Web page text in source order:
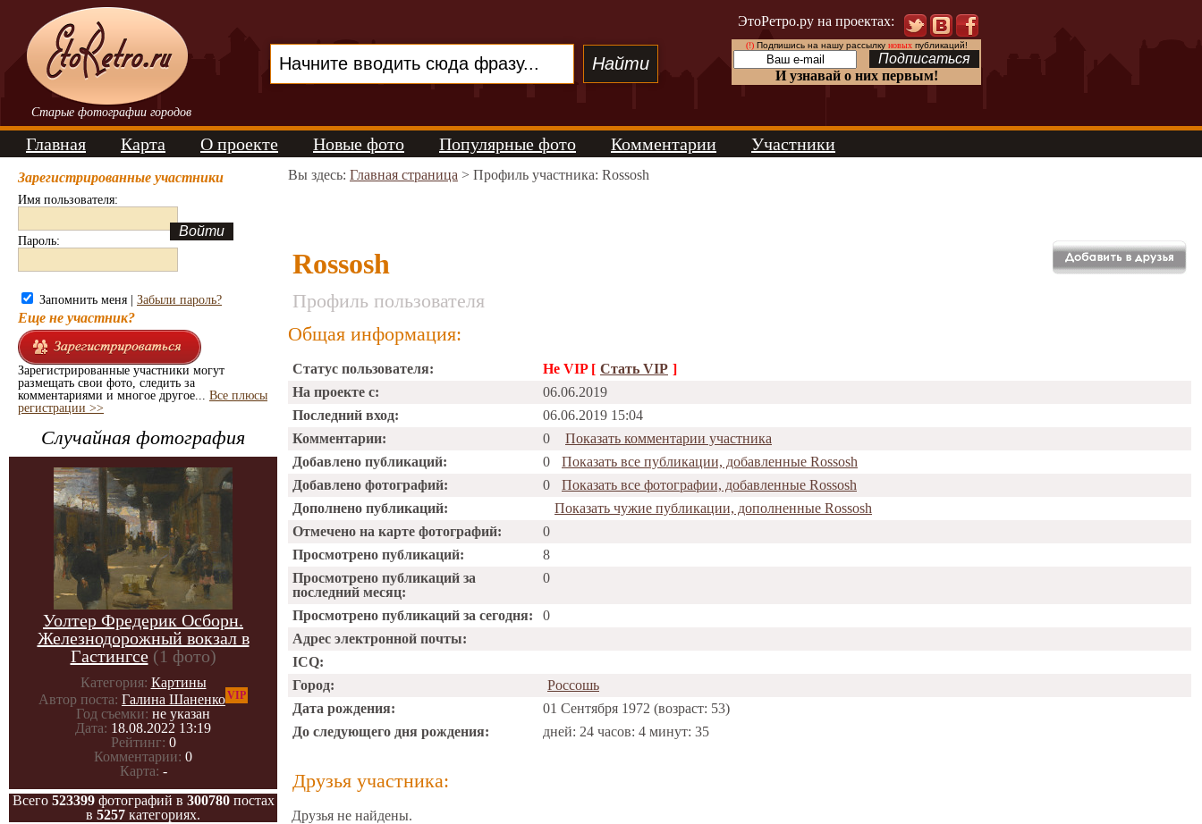
Старые фотографии городов
ЭтоРетро.ру на проектах:
(!)Подпишись на нашу рассылку новыхпубликаций!
И узнавай о них первым!
Главная Карта О проекте Новые фото Популярные фото Комментарии Участники
Зарегистрированные участники
Имя пользователя:
Пароль:
Запомнить меня | Забыли пароль?
Еще не участник?
Зарегистрированные участники могут
размещать свои фото, следить за
комментариями и многое другое... Все плюсы
регистрации >>
Случайная фотография
Уолтер Фредерик Осборн.
Железнодорожный вокзал в
Гастингсе (1 фото)
Категория: Картины
Автор поста: Галина ШаненкоVIP
Год съемки: не указан
Дата: 18.08.2022 13:19
Рейтинг: 0
Комментарии: 0
Карта: -
Всего 523399фотографий в 300780постах
в 5257 категориях.
Вы здесь: Главная страница > Профиль участника: Rossosh
Rossosh
Профиль пользователя
Общая информация:
Статус пользователя: Не VIP [ Стать VIP ]
На проекте с:
06.06.2019
Последний вход:
06.06.2019 15:04
Комментарии:
0
Показать комментарии участника
Добавлено публикаций:
0
Показать все публикации, добавленные Rossosh
Добавлено фотографий:
0
Показать все фотографии, добавленные Rossosh
Дополнено публикаций:
Показать чужие публикации, дополненные Rossosh
Отмечено на карте фотографий:
0
Просмотрено публикаций:
8
Просмотрено публикаций за
последний месяц:
0
Просмотрено публикаций за сегодня:
0
Адрес электронной почты:
ICQ:
Город:
Россошь
Дата рождения:
01 Сентября 1972 (возраст: 53)
До следующего дня рождения:
дней: 24 часов: 4 минут: 35
Друзья участника:
Друзья не найдены.